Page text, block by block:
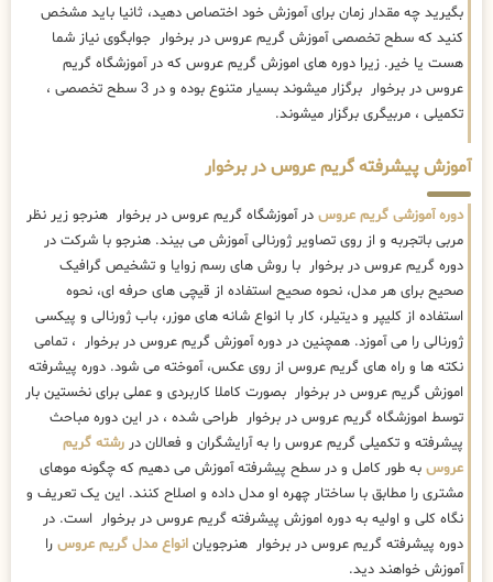
بگیرید چه مقدار زمان برای آموزش خود اختصاص دهید، ثانیا باید مشخص
کنید که سطح تخصصی آموزش گریم عروس در برخوار جوابگوی نیاز شما
هست یا خیر. زیرا دوره های اموزش گریم عروس که در آموزشگاه گریم
عروس در برخوار برگزار میشوند بسیار متنوع بوده و در 3 سطح تخصصی ،
تکمیلی ، مربیگری برگزار میشوند.
آموزش پیشرفته گریم عروس در برخوار
دوره آموزشی گریم عروس در آموزشگاه گریم عروس در برخوار هنرجو زیر نظر
مربی باتجربه و از روی تصاویر ژورنالی آموزش می بیند. هنرجو با شرکت در
دوره گریم عروس در برخوار با روش های رسم زوایا و تشخیص گرافیک
صحیح برای هر مدل، نحوه صحیح استفاده از قیچی های حرفه ای، نحوه
استفاده از کلیپر و دیتیلر، کار با انواع شانه های موزر، باب ژورنالی و پیکسی
ژورنالی را می آموزد. همچنین در دوره آموزش گریم عروس در برخوار ، تمامی
نکته ها و راه های گریم عروس از روی عکس، آموخته می شود. دوره پیشرفته
اموزش گریم عروس در برخوار بصورت کاملا کاربردی و عملی برای نخستین بار
توسط اموزشگاه گریم عروس در برخوار طراحی شده ، در این دوره مباحث
پیشرفته و تکمیلی گریم عروس را به آرایشگران و فعالان در رشته گریم
عروس به طور کامل و در سطح پیشرفته آموزش می دهیم که چگونه موهای
مشتری را مطابق با ساختار چهره او مدل داده و اصلاح کنند. این یک تعریف و
نگاه کلی و اولیه به دوره اموزش پیشرفته گریم عروس در برخوار است. در
دوره پیشرفته گریم عروس در برخوار هنرجویان انواع مدل گریم عروس را
آموزش خواهند دید.